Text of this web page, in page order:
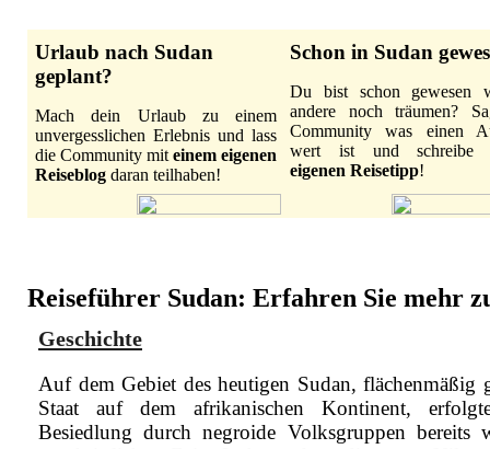
Urlaub nach Sudan
geplant?
Mach dein Urlaub zu einem
unvergesslichen Erlebnis und lass
die Community miteinem eigenen
Reiseblog daran teilhaben!
Schon in Sudan
Du bist schon gewesen
andere noch träumen?
Community was einen
wert ist und
eigenen Reisetipp!
Reiseführer Sudan: Erfahren Sie mehr
Geschichte
Auf dem Gebiet des heutigen Sudan, flächenmäßig
Staat auf dem afrikanischen Kontinent,
Besiedlung durch negroide Volksgruppen bereits